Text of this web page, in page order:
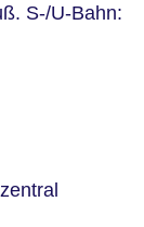
S-/U-Bahn: